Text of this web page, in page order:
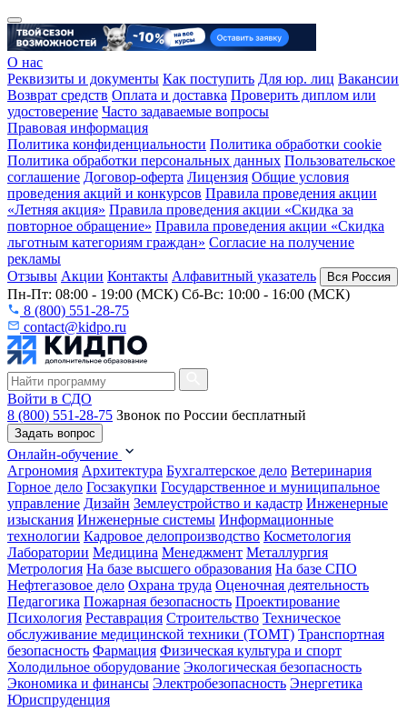
О нас
Реквизиты и документы Как поступить Для юр. лиц Вакансии
Возврат средств Оплата и доставка Проверить диплом или
удостоверение Часто задаваемые вопросы
Правовая информация
Политика конфиденциальности Политика обработки cookie
Политика обработки персональных данных Пользовательское
соглашение Договор-оферта Лицензия Общие условия
проведения акций и конкурсов Правила проведения акции
«Летняя акция» Правила проведения акции «Скидка за
повторное обращение» Правила проведения акции «Скидка
льготным категориям граждан» Согласие на получение
рекламы
Отзывы Акции Контакты Алфавитный указатель Вся Россия
Пн-Пт: 08:00 - 19:00 (МСК) Сб-Вс: 10:00 - 16:00 (МСК)
8 (800) 551-28-75
contact@kidpo.ru
Войти в СДО
8 (800) 551-28-75 Звонок по России бесплатный
Задать вопрос
Онлайн-обучение
Агрономия Архитектура Бухгалтерское дело Ветеринария
Горное дело Госзакупки Государственное и муниципальное
управление Дизайн Землеустройство и кадастр Инженерные
изыскания Инженерные системы Информационные
технологии Кадровое делопроизводство Косметология
Лаборатории Медицина Менеджмент Металлургия
Метрология На базе высшего образования На базе СПО
Нефтегазовое дело Охрана труда Оценочная деятельность
Педагогика Пожарная безопасность Проектирование
Психология Реставрация Строительство Техническое
обслуживание медицинской техники (ТОМТ) Транспортная
безопасность Фармация Физическая культура и спорт
Холодильное оборудование Экологическая безопасность
Экономика и финансы Электробезопасность Энергетика
Юриспруденция